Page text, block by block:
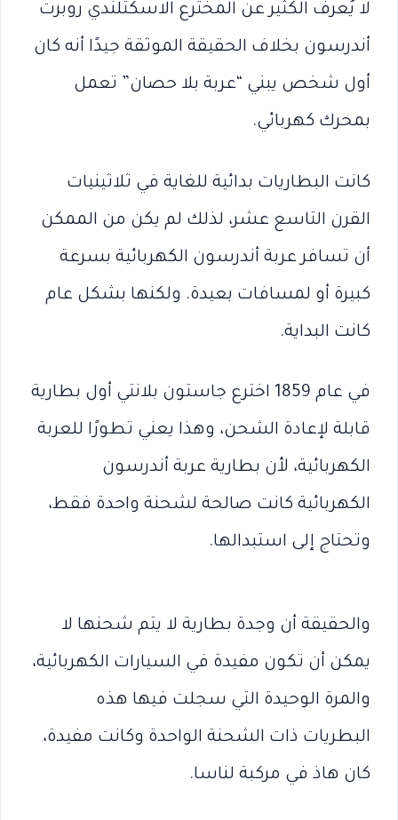
لا يُعرف الكثير عن المخترع الاسكتلندي روبرت
أندرسون بخلاف الحقيقة الموثقة جيدًا أنه كان
أول شخص يبني “عربة بلا حصان” تعمل
بمحرك كهربائي.
كانت البطاريات بدائية للغاية في ثلاثينيات
القرن التاسع عشر، لذلك لم يكن من الممكن
أن تسافر عربة أندرسون الكهربائية بسرعة
كبيرة أو لمسافات بعيدة. ولكنها بشكل عام
كانت البداية.
في عام 1859 اخترع جاستون بلانتي أول بطارية
قابلة لإعادة الشحن، وهذا يعني تطورًا للعربة
الكهربائية، لأن بطارية عربة أندرسون
الكهربائية كانت صالحة لشحنة واحدة فقط،
وتحتاج إلى استبدالها.
والحقيقة أن وجدة بطارية لا يتم شحنها لا
يمكن أن تكون مفيدة في السيارات الكهربائية،
والمرة الوحيدة التي سجلت فيها هذه
البطريات ذات الشحنة الواحدة وكانت مفيدة،
كان هاذ في مركبة لناسا.